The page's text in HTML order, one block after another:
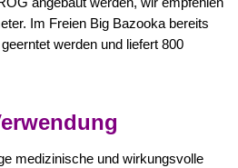
Im Freien Big Bazooka bereits
werden und liefert 800
medizinische und wirkungsvolle